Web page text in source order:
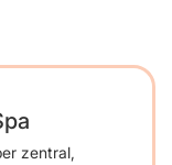
zentral,